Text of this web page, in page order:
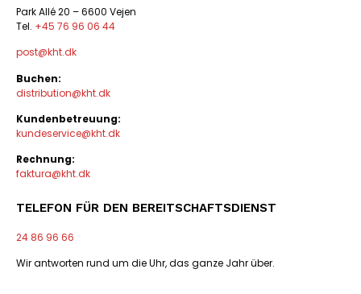
Park Allé 20 – 6600 Vejen
Tel. +45 76 96 06 44
post@kht.dk
Buchen:
distribution@kht.dk
Kundenbetreuung:
kundeservice@kht.dk
Rechnung:
faktura@kht.dk
TELEFON FÜR DEN BEREITSCHAFTSDIENST
24 86 96 66
Wir antworten rund um die Uhr, das ganze Jahr über.